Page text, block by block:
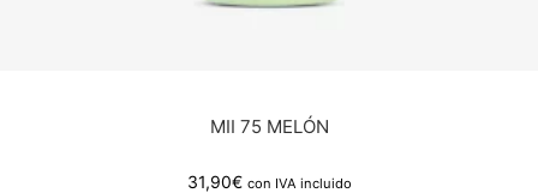
MII 75 MELÓN
31,90€ con IVA incluido